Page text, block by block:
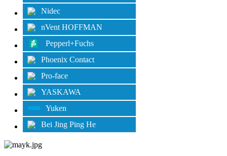
Nidec
nVent HOFFMAN
Pepperl+Fuchs
Phoenix Contact
Pro-face
YASKAWA
Yuken
Bei Jing Ping He